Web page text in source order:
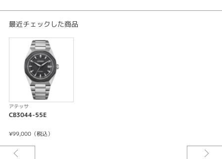
重量:93g
厚み:9.7mm
ケースサイズ(横幅):39.0mm
ケース:スーパーチタニウム
表面処理:デュラテクトチタンカーバイド・デュラテクトDLC(シルバー色・
ブラック色)
ガラス:サファイアガラス（無反射コーティング）
バンド素材:三ツ折れプッシュタイプ
＜機能特長＞
-充電残量表示機能
-充電警告機能
-パワーセーブ機能
-日中米欧電波受信
最近チェックした商品
アテッサ
CB3044-55E
¥99,000（税込）